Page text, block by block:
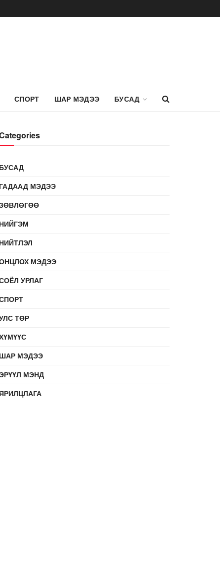
СПОРТ ШАР МЭДЭЭ БУСАД
БУСАД
ГАДААД МЭДЭЭ
НИЙГЭМ
НИЙТЛЭЛ
МЭДЭЭ
УРЛАГ
ТӨР
ШАР МЭДЭЭ
МЭНД